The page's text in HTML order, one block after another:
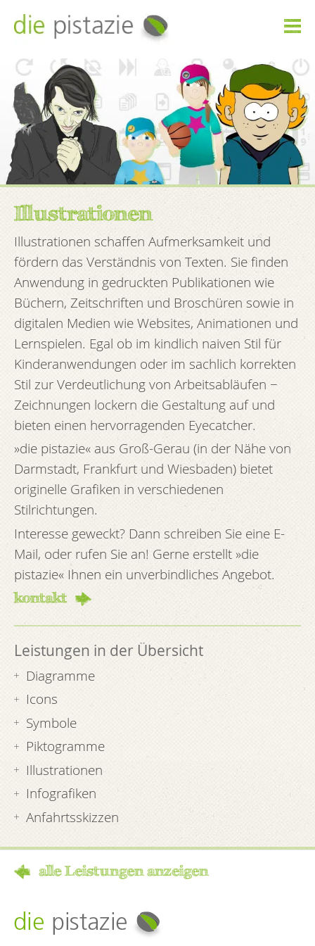

Illustrationen
Illustrationen schaffen Aufmerksamkeit und
fördern das Verständnis von Texten. Sie finden
Anwendung in gedruckten Publikationen wie
Büchern, Zeitschriften und Broschüren sowie in
digitalen Medien wie Websites, Animationen und
Lernspielen. Egal ob im kindlich naiven Stil für
Kinderanwendungen oder im sachlich korrekten
Stil zur Verdeutlichung von Arbeitsabläufen −
Zeichnungen lockern die Gestaltung auf und
bieten einen hervorragenden Eyecatcher.
»die pistazie« aus Groß-Gerau (in der Nähe von
Darmstadt, Frankfurt und Wiesbaden) bietet
originelle Grafiken in verschiedenen
Stilrichtungen.
Interesse geweckt? Dann schreiben Sie eine E-
Mail, oder rufen Sie an! Gerne erstellt »die
pistazie« Ihnen ein unverbindliches Angebot.
kontakt
Leistungen in der Übersicht
Diagramme
Icons
Symbole
Piktogramme
Illustrationen
Infografiken
Anfahrtsskizzen
alle Leistungen anzeigen